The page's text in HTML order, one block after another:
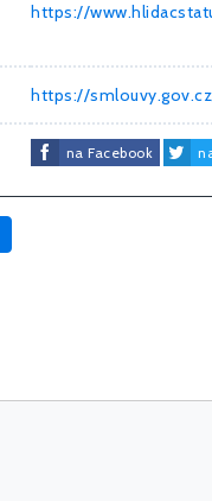
https://
https://
na Facebook